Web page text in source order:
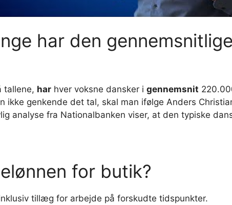
har den gennemsnitlige
tallene, har hver voksne dansker i gennemsnit
ikke genkende det tal, skal man ifølge Anders
analyse fra Nationalbanken viser, at den typiske
for butik?
tillæg for arbejde på forskudte tidspunkter.